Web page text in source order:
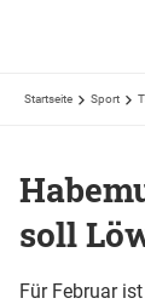
Startseite Sport
soll
Für Februar